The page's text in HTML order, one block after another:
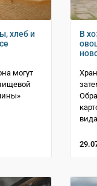
хлеб и
могут
В